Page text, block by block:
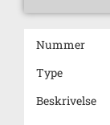
Nummer
Type
Beskrivelse